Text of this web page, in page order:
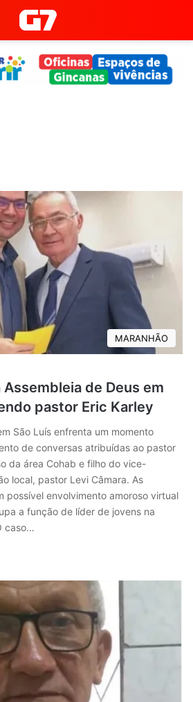
MARANHÃO
Assembleia de Deus em
pastor Eric Karley
São Luís enfrenta um momento
de conversas atribuídas ao pastor
da área Cohab e filho do vice-
local, pastor Levi Câmara. As
possível envolvimento amoroso virtual
a função de líder de jovens na
caso…